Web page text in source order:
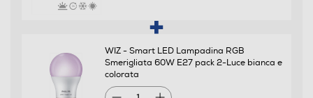
Compatibile IFTTT
WIZ - Smart LED Lampadina RGB
Smerigliata 60W E27 pack 2-Luce bianca e
colorata